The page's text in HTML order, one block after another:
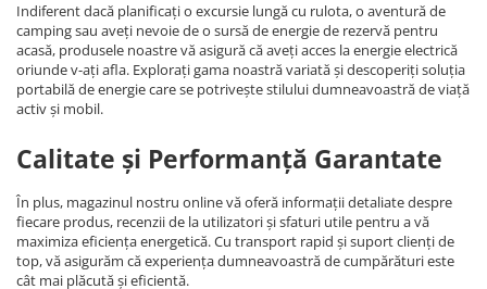
Indiferent dacă planificați o excursie lungă cu rulota, o aventură de
camping sau aveți nevoie de o sursă de energie de rezervă pentru
acasă, produsele noastre vă asigură că aveți acces la energie electrică
oriunde v-ați afla. Explorați gama noastră variată și descoperiți soluția
portabilă de energie care se potrivește stilului dumneavoastră de viață
activ și mobil.
Calitate și Performanță Garantate
În plus, magazinul nostru online vă oferă informații detaliate despre
fiecare produs, recenzii de la utilizatori și sfaturi utile pentru a vă
maximiza eficiența energetică. Cu transport rapid și suport clienți de
top, vă asigurăm că experiența dumneavoastră de cumpărături este
cât mai plăcută și eficientă.